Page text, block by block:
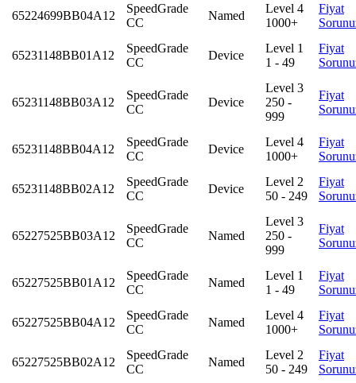
65224699BB04A12
SpeedGrade
CC
Named
Level 4
1000+
Fiyat
65231148BB01A12
SpeedGrade
CC
Device
Level 1
1 - 49
Fiyat
65231148BB03A12
SpeedGrade
CC
Device
Level 3
250 -
999
Fiyat
65231148BB04A12
SpeedGrade
CC
Device
Level 4
1000+
Fiyat
65231148BB02A12
SpeedGrade
CC
Device
Level 2
50 - 249
Fiyat
65227525BB03A12
SpeedGrade
CC
Named
Level 3
250 -
999
Fiyat
65227525BB01A12
SpeedGrade
CC
Named
Level 1
1 - 49
Fiyat
65227525BB04A12
SpeedGrade
CC
Named
Level 4
1000+
Fiyat
65227525BB02A12
SpeedGrade
CC
Named
Level 2
50 - 249
Fiyat